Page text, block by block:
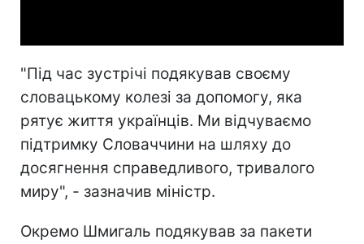
"Під час зустрічі подякував своєму
словацькому колезі за допомогу, яка
рятує життя українців. Ми відчуваємо
підтримку Словаччини на шляху до
досягнення справедливого, тривалого
миру", - зазначив міністр.
Окремо Шмигаль подякував за пакети